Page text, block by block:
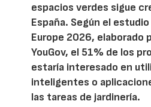
espacios verdes sigue
España. Según el
Europe 2026, elaborado
YouGov, el 51% de los
estaría interesado en
inteligentes o
las tareas de jardinería.